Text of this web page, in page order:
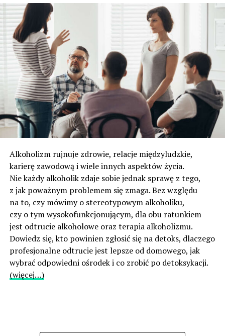
Alkoholizm rujnuje zdrowie, relacje międzyludzkie,
karierę zawodową i wiele innych aspektów życia.
Nie każdy alkoholik zdaje sobie jednak sprawę z tego,
z jak poważnym problemem się zmaga. Bez względu
na to, czy mówimy o stereotypowym alkoholiku,
czy o tym wysokofunkcjonującym, dla obu ratunkiem
jest odtrucie alkoholowe oraz terapia alkoholizmu.
Dowiedz się, kto powinien zgłosić się na detoks, dlaczego
profesjonalne odtrucie jest lepsze od domowego, jak
wybrać odpowiedni ośrodek i co zrobić po detoksykacji.
(więcej…)